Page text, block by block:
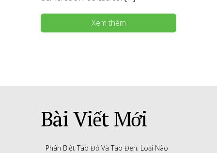
Xem thêm
Bài Viết Mới
Phân Biệt Táo Đỏ Và Táo Đen: Loại Nào